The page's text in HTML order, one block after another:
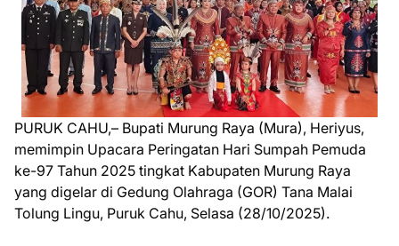
PURUK CAHU,– Bupati Murung Raya (Mura), Heriyus,
memimpin Upacara Peringatan Hari Sumpah Pemuda
ke-97 Tahun 2025 tingkat Kabupaten Murung Raya
yang digelar di Gedung Olahraga (GOR) Tana Malai
Tolung Lingu, Puruk Cahu, Selasa (28/10/2025).